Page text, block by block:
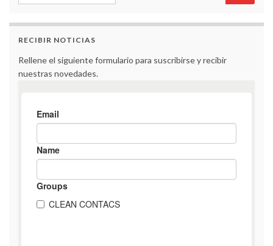
RECIBIR NOTICIAS
Rellene el siguiente formulario para suscribirse y recibir
nuestras novedades.